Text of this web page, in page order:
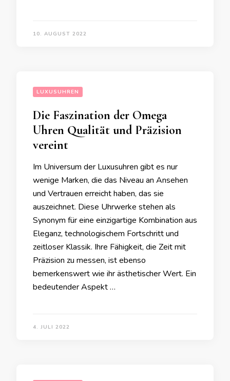
10. AUGUST 2022
LUXUSUHREN
Die Faszination der Omega
Uhren Qualität und Präzision
vereint
Im Universum der Luxusuhren gibt es nur
wenige Marken, die das Niveau an Ansehen
und Vertrauen erreicht haben, das sie
auszeichnet. Diese Uhrwerke stehen als
Synonym für eine einzigartige Kombination aus
Eleganz, technologischem Fortschritt und
zeitloser Klassik. Ihre Fähigkeit, die Zeit mit
Präzision zu messen, ist ebenso
bemerkenswert wie ihr ästhetischer Wert. Ein
bedeutender Aspekt …
4. JULI 2022